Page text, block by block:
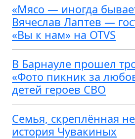
«Мясо — иногда
Вячеслав Лаптев —
«Вы к нам» на OTVS
В Барнауле прошел
«Фото пикник за
детей героев СВО
Семья, скреплённая
история Чувакиных